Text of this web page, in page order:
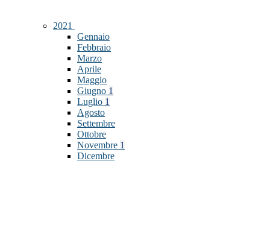
2021
Gennaio
Febbraio
Marzo
Aprile
Maggio
Giugno 1
Luglio 1
Agosto
Settembre
Ottobre
Novembre 1
Dicembre